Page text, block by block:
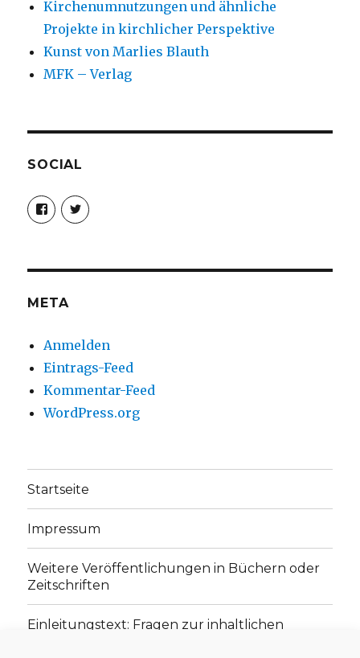
Kirchenumnutzungen und ähnliche
Projekte in kirchlicher Perspektive
Kunst von Marlies Blauth
MFK – Verlag
SOCIAL
Profil
von
christoph.fleischer1
anzeigen
Profil
von
anzeigen
META
Anmelden
Eintrags-Feed
Kommentar-Feed
WordPress.org
Startseite
Impressum
Weitere Veröffentlichungen in Büchern oder
Zeitschriften
Einleitungstext: Fragen zur inhaltlichen